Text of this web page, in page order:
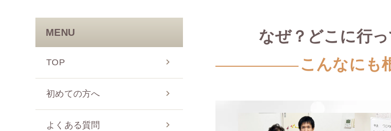
なぜ？どこに行
こんなにも
MENU
TOP
初めての方へ
よくある質問